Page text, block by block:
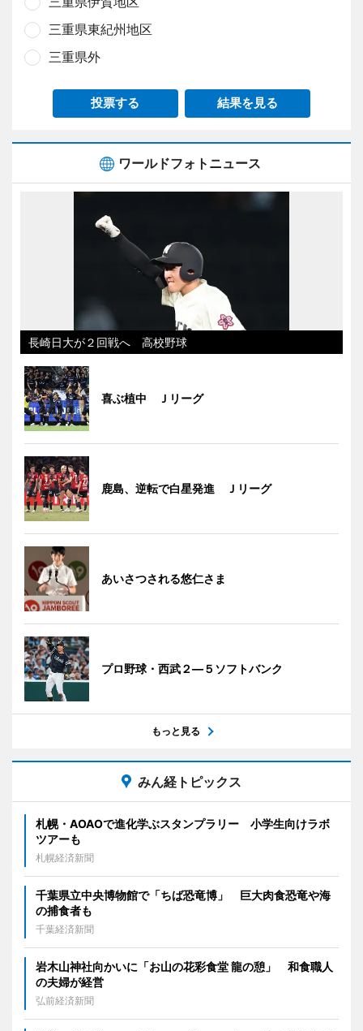
三重県東紀州地区
三重県外
投票する 結果を見る
ワールドフォトニュース
長崎日大が２回戦へ 高校野球
喜ぶ植中 Ｊリーグ
鹿島、逆転で白星発進 Ｊリーグ
あいさつされる悠仁さま
プロ野球・西武２―５ソフトバンク
もっと見る
みん経トピックス
札幌・AOAOで進化学ぶスタンプラリー 小学生向けラボ
ツアーも
札幌経済新聞
千葉県立中央博物館で「ちば恐竜博」 巨大肉食恐竜や海
の捕食者も
千葉経済新聞
岩木山神社向かいに「お山の花彩食堂 龍の憩」 和食職人
の夫婦が経営
弘前経済新聞